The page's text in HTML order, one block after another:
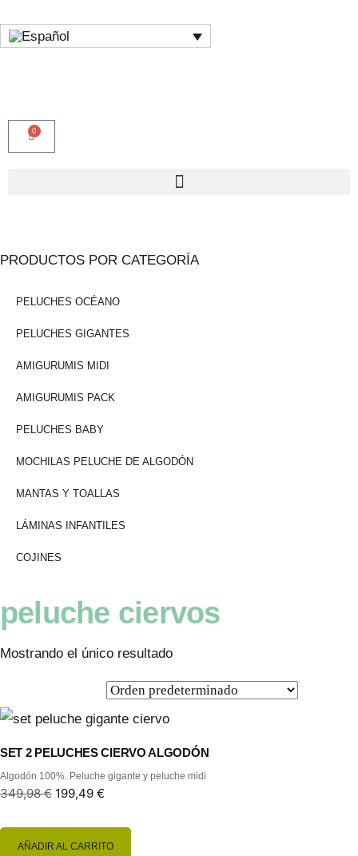
0
PRODUCTOS POR CATEGORÍA
PELUCHES OCÉANO
PELUCHES GIGANTES
AMIGURUMIS MIDI
AMIGURUMIS PACK
PELUCHES BABY
MOCHILAS PELUCHE DE ALGODÓN
MANTAS Y TOALLAS
LÁMINAS INFANTILES
COJINES
peluche ciervos
Mostrando el único resultado
SET 2 PELUCHES CIERVO ALGODÓN
Algodón 100%. Peluche gigante y peluche midi
349,98€ 199,49 €
AÑADIR AL CARRITO